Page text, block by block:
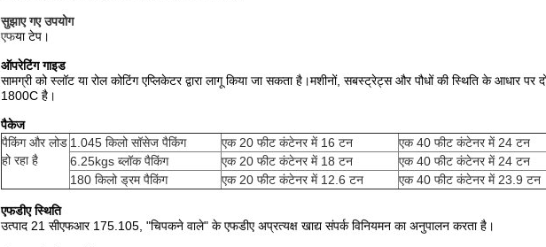
सुझाए गए उपयोग
एफया टेप।
ऑपरेटिंग गाइड
सामग्री को स्लॉट या रोल कोटिंग एप्लिकेटर द्वारा लागू किया जा सकता है।मशीनों, सबस्ट्रेट्स और पौधों की स्थिति के आधार
1800C है।
पैकेज
पैकिंग और लोड
हो रहा है
1.045 किलो सॉसेज पैकिंग एक 20 फीट कंटेनर में 16 टन
एक 40 फीट कंटेनर में 24 टन
6.25kgs ब्लॉक पैकिंग
एक 20 फीट कंटेनर में 18 टन
एक 40 फीट कंटेनर में 24 टन
180 किलो ड्रम पैकिंग
एक 20 फीट कंटेनर में 12.6 टन एक 40 फीट कंटेनर में 23.9 टन
एफडीए स्थिति
उत्पाद 21 सीएफआर 175.105, "चिपकने वाले" के एफडीए अप्रत्यक्ष खाद्य संपर्क विनियमन का अनुपालन करता है।